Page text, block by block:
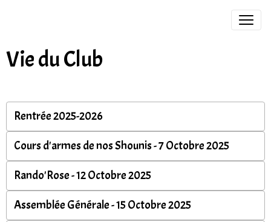
Vie du Club
Rentrée 2025-2026
Cours d'armes de nos Shounis - 7 Octobre 2025
Rando'Rose - 12 Octobre 2025
Assemblée Générale - 15 Octobre 2025